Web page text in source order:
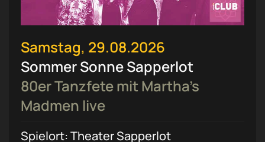
Samstag, 29.08.2026
Sommer Sonne Sapperlot
80er Tanzfete mit Martha’s
Madmen live
Spielort: Theater Sapperlot